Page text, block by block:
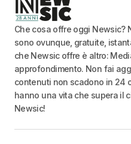
Che cosa offre oggi Newsic?
sono ovunque, gratuite,
che Newsic offre è altro:
approfondimento. Non fai
contenuti non scadono in 24
hanno una vita che supera il
Newsic!